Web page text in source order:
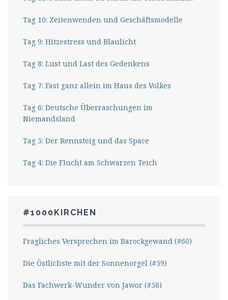
Tag 10: Zeitenwenden und Geschäftsmodelle
Tag 9: Hitzestress und Blaulicht
Tag 8: Lust und Last des Gedenkens
Tag 7: Fast ganz allein im Haus des Volkes
Tag 6: Deutsche Überraschungen im
Niemandsland
Tag 5: Der Rennsteig und das Space
Tag 4: Die Flucht am Schwarzen Teich
#1000KIRCHEN
Fragliches Versprechen im Barockgewand (#60)
Die Östlichste mit der Sonnenorgel (#59)
Das Fachwerk-Wunder von Jawor (#58)